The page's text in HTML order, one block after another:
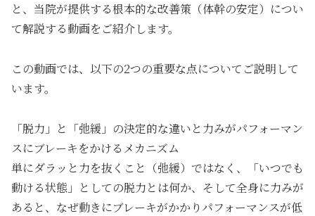
と、当院が提供する根本的な改善策（体幹の安定）につい
て解説する動画をご紹介します。
この動画では、以下の2つの重要な点についてご説明して
います。
「脱力」と「弛緩」の決定的な違いと力みがパフォーマン
スにブレーキをかけるメカニズム
単にダラッと力を抜くこと（弛緩）ではなく、「いつでも
動ける状態」としての脱力とは何か、そして全身に力みが
あると、なぜ動きにブレーキがかかりパフォーマンスが低